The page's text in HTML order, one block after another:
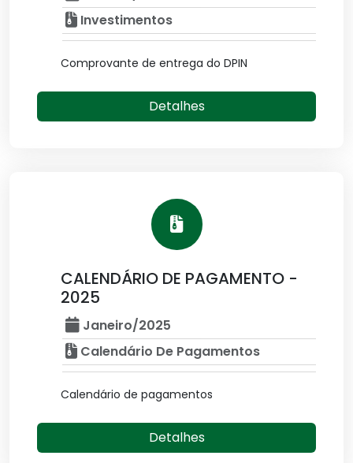
Investimentos
Comprovante de entrega do DPIN
Detalhes
CALENDÁRIO DE PAGAMENTO -
2025
Janeiro/2025
Calendário De Pagamentos
Calendário de pagamentos
Detalhes